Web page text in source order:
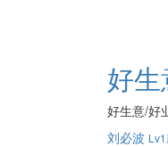
好
好生意/好
刘必波